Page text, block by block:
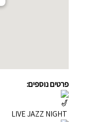
פרטים נוספים: